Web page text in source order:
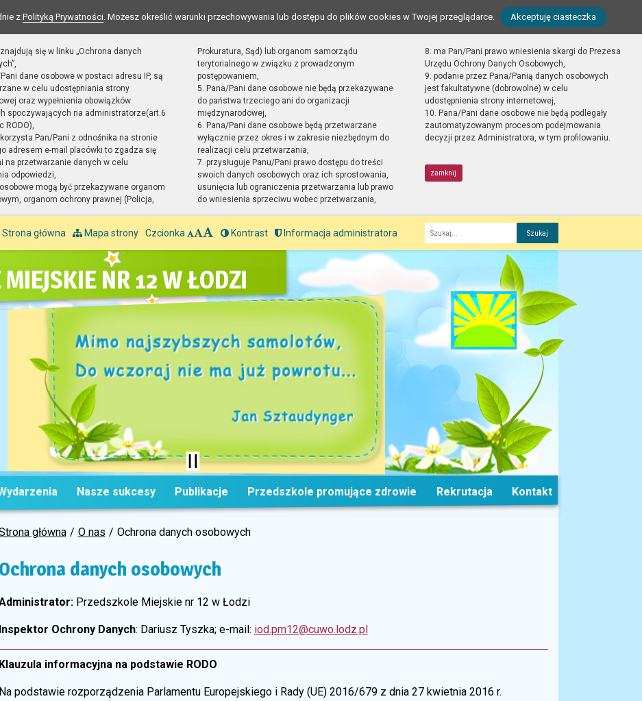
z Polityką Prywatności. Możesz określić warunki przechowywania lub dostępu do plików cookies w Twojej przeglądarce. Akceptuję ciasteczka
się w linku „Ochrona danych
dane osobowe w postaci adresu IP, są
w celu udostępniania strony
oraz wypełnienia obowiązków
spoczywających na administratorze(art.6
RODO),
Pan/Pani z odnośnika na stronie
adresem e-mail placówki to zgadza się
na przetwarzanie danych w celu
odpowiedzi,
mogą być przekazywane organom
organom ochrony prawnej (Policja,
Prokuratura, Sąd) lub organom samorządu
terytorialnego w związku z prowadzonym
postępowaniem,
5. Pana/Pani dane osobowe nie będą przekazywane
do państwa trzeciego ani do organizacji
międzynarodowej,
6. Pana/Pani dane osobowe będą przetwarzane
wyłącznie przez okres i w zakresie niezbędnym do
realizacji celu przetwarzania,
7. przysługuje Panu/Pani prawo dostępu do treści
swoich danych osobowych oraz ich sprostowania,
usunięcia lub ograniczenia przetwarzania lub prawo
do wniesienia sprzeciwu wobec przetwarzania,
8. ma Pan/Pani prawo wniesienia skargi do Prezesa
Urzędu Ochrony Danych Osobowych,
9. podanie przez Pana/Panią danych osobowych
jest fakultatywne (dobrowolne) w celu
udostępnienia strony internetowej,
10. Pana/Pani dane osobowe nie będą podlegały
zautomatyzowanym procesom podejmowania
decyzji przez Administratora, w tym profilowaniu.
zamknij
Strona główna Mapa strony Czcionka Kontrast Informacja administratora
Fraza
NR 12 W ŁODZI
Nasze sukcesy Publikacje Przedszkole promujące zdrowie Rekrutacja Kontakt
główna O nas Ochrona danych osobowych
Ochrona danych osobowych
Przedszkole Miejskie nr 12 w Łodzi
Inspektor Ochrony Danych: Dariusz Tyszka; e-mail: iod.pm12@cuwo.lodz.pl
Klauzula informacyjna na podstawie RODO
Na podstawie rozporządzenia Parlamentu Europejskiego i Rady (UE) 2016/679 z dnia 27 kwietnia 2016 r.